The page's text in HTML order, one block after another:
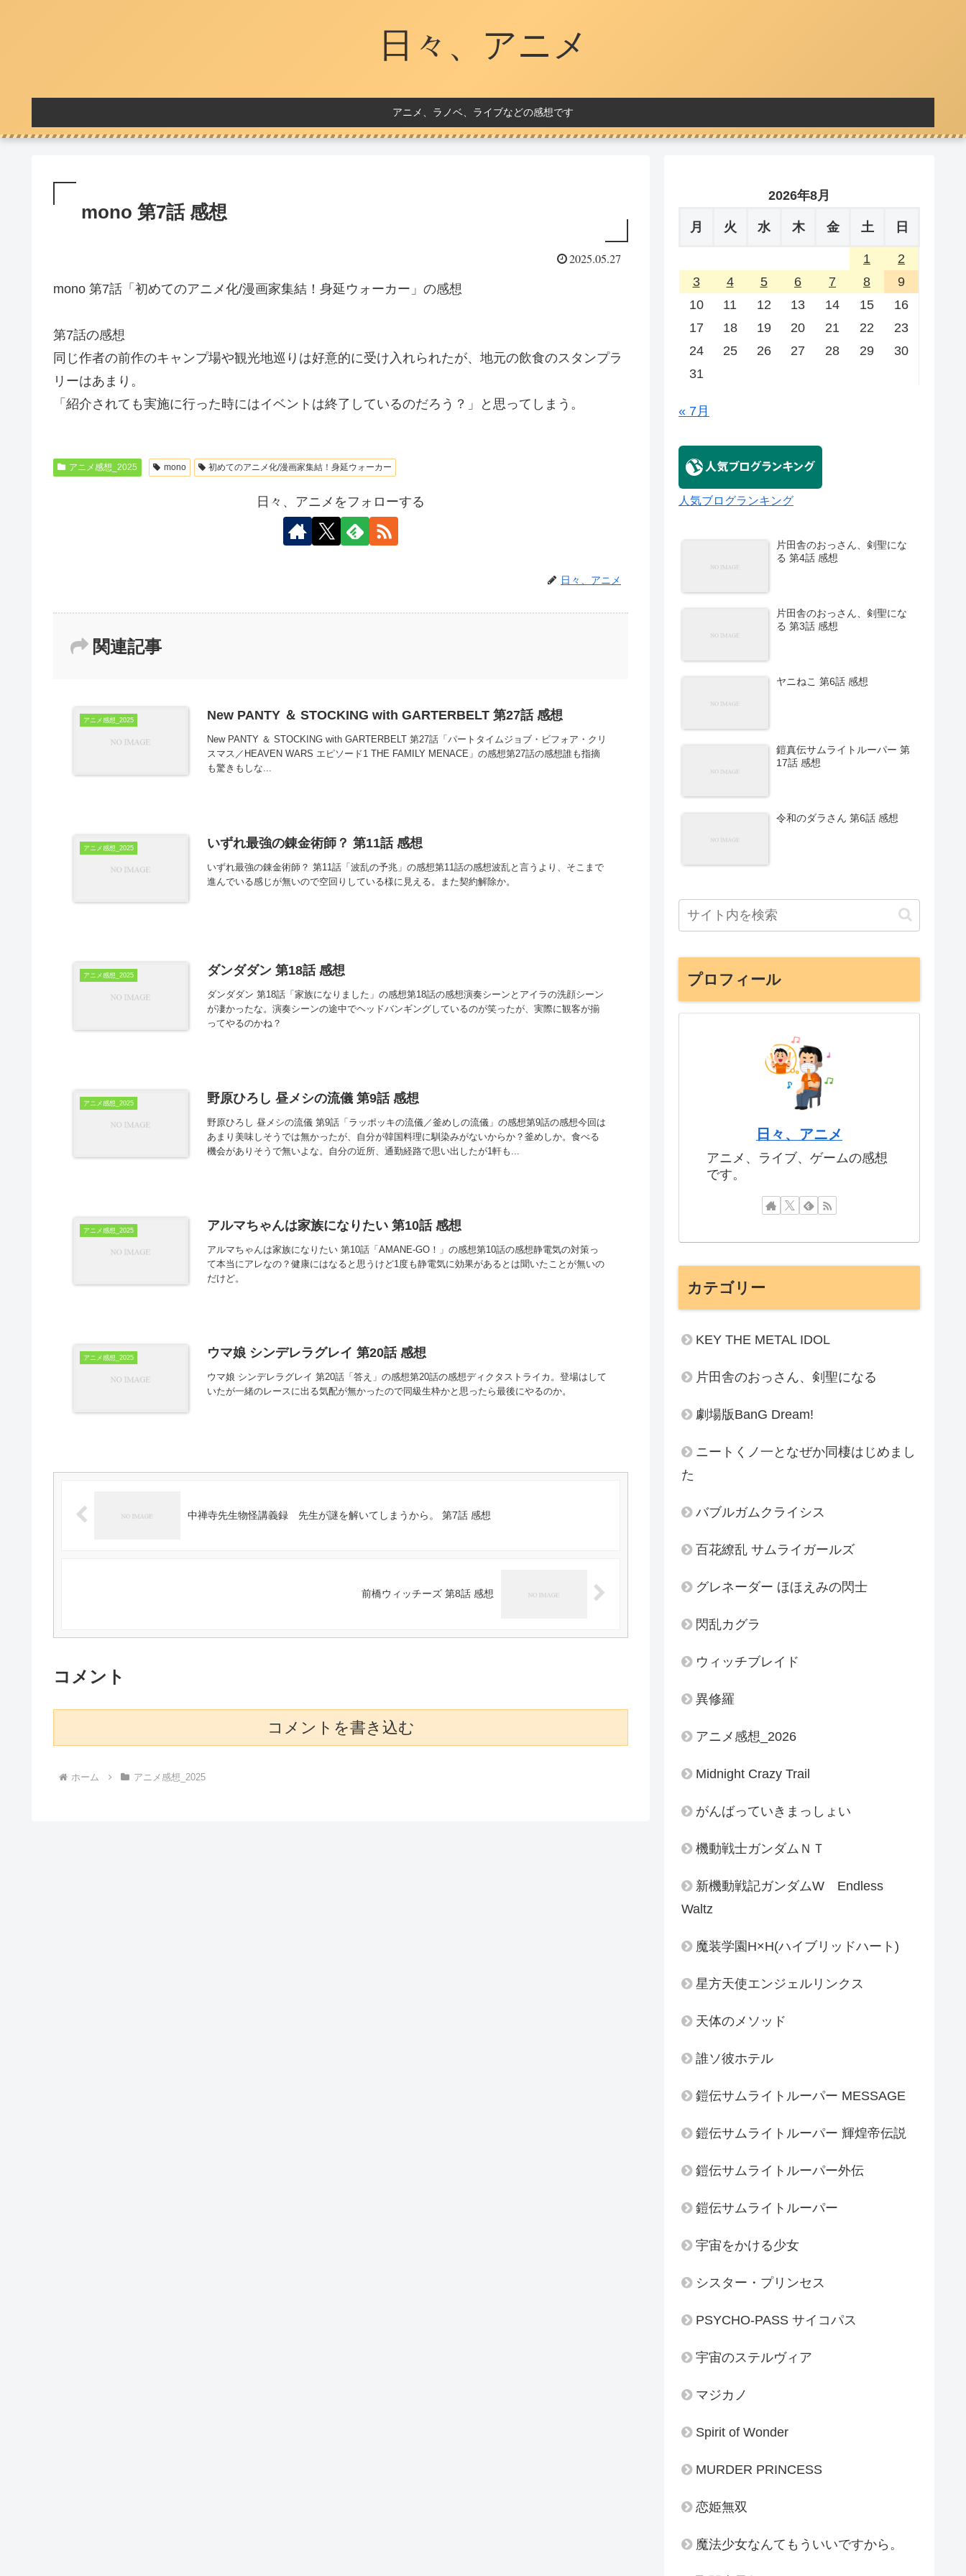
日々、アニメ
アニメ、ラノベ、ライブなどの感想です
mono 第7話 感想
2025.05.27
mono 第7話「初めてのアニメ化/漫画家集結！身延ウォーカー」の感想
第7話の感想
同じ作者の前作のキャンプ場や観光地巡りは好意的に受け入れられたが、地元の飲食のスタンプラ
リーはあまり。
「紹介されても実施に行った時にはイベントは終了しているのだろう？」と思ってしまう。
アニメ感想_2025 mono 初めてのアニメ化/漫画家集結！身延ウォーカー
日々、アニメをフォローする
日々、アニメ
関連記事
アニメ感想_2025 New PANTY ＆ STOCKING with GARTERBELT 第27話 感想
New PANTY ＆ STOCKING with GARTERBELT 第27話「パートタイムジョブ・ビフォア・クリ
スマス／HEAVEN WARS エピソード1 THE FAMILY MENACE」の感想第27話の感想誰も指摘
も驚きもしな...
アニメ感想_2025 いずれ最強の錬金術師？ 第11話 感想
いずれ最強の錬金術師？ 第11話「波乱の予兆」の感想第11話の感想波乱と言うより、そこまで
進んでいる感じが無いので空回りしている様に見える。また契約解除か。
アニメ感想_2025 ダンダダン 第18話 感想
ダンダダン 第18話「家族になりました」の感想第18話の感想演奏シーンとアイラの洗顔シーン
が凄かったな。演奏シーンの途中でヘッドバンギングしているのが笑ったが、実際に観客が揃
ってやるのかね？
アニメ感想_2025 野原ひろし 昼メシの流儀 第9話 感想
野原ひろし 昼メシの流儀 第9話「ラッポッキの流儀／釜めしの流儀」の感想第9話の感想今回は
あまり美味しそうでは無かったが、自分が韓国料理に馴染みがないからか？釜めしか。食べる
機会がありそうで無いよな。自分の近所、通勤経路で思い出したが1軒も...
アニメ感想_2025 アルマちゃんは家族になりたい 第10話 感想
アルマちゃんは家族になりたい 第10話「AMANE-GO！」の感想第10話の感想静電気の対策っ
て本当にアレなの？健康にはなると思うけど1度も静電気に効果があるとは聞いたことが無いの
だけど。
アニメ感想_2025 ウマ娘 シンデレラグレイ 第20話 感想
ウマ娘 シンデレラグレイ 第20話「答え」の感想第20話の感想ディクタストライカ。登場はして
いたが一緒のレースに出る気配が無かったので同級生枠かと思ったら最後にやるのか。
中禅寺先生物怪講義録 先生が謎を解いてしまうから。 第7話 感想
前橋ウィッチーズ 第8話 感想
コメント
コメントを書き込む
ホーム アニメ感想_2025
2026年8月
月 火 水 木 金 土 日
1
2
3
4 5 6 7 8
9
10
11 12 13 14 15
16
17
18 19 20 21 22
23
24
25 26 27 28 29
30
31
« 7月
人気ブログランキング
片田舎のおっさん、剣聖にな
る 第4話 感想
片田舎のおっさん、剣聖にな
る 第3話 感想
ヤニねこ 第6話 感想
鎧真伝サムライトルーパー 第
17話 感想
令和のダラさん 第6話 感想
プロフィール
日々、アニメ
アニメ、ライブ、ゲームの感想
です。
カテゴリー
KEY THE METAL IDOL
片田舎のおっさん、剣聖になる
劇場版BanG Dream!
ニートくノ一となぜか同棲はじめまし
た
バブルガムクライシス
百花繚乱 サムライガールズ
グレネーダー ほほえみの閃士
閃乱カグラ
ウィッチブレイド
異修羅
アニメ感想_2026
Midnight Crazy Trail
がんばっていきまっしょい
機動戦士ガンダムＮＴ
新機動戦記ガンダムW Endless
Waltz
魔装学園H×H(ハイブリッドハート)
星方天使エンジェルリンクス
天体のメソッド
誰ソ彼ホテル
鎧伝サムライトルーパー MESSAGE
鎧伝サムライトルーパー 輝煌帝伝説
鎧伝サムライトルーパー外伝
鎧伝サムライトルーパー
宇宙をかける少女
シスター・プリンセス
PSYCHO-PASS サイコパス
宇宙のステルヴィア
マジカノ
Spirit of Wonder
MURDER PRINCESS
恋姫無双
魔法少女なんてもういいですから。